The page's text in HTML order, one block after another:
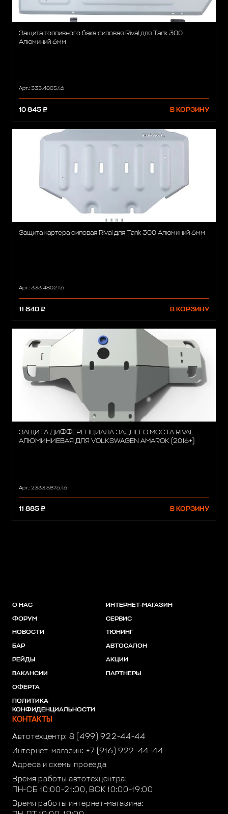
Защита топливного бака силовая Rival для Tank 300
Алюминий 6мм
Арт.: 333.4805.1.6
10 845 ₽ В КОРЗИНУ
Защита картера силовая Rival для Tank 300 Алюминий 6мм
Арт.: 333.4802.1.6
11 840 ₽ В КОРЗИНУ
ЗАЩИТА ДИФФЕРЕНЦИАЛА ЗАДНЕГО МОСТА RIVAL
АЛЮМИНИЕВАЯ ДЛЯ VOLKSWAGEN AMAROK (2016+)
Арт.: 2333.5876.1.6
11 885 ₽ В КОРЗИНУ
О НАС
ФОРУМ
НОВОСТИ
БАР
РЕЙДЫ
ВАКАНСИИ
ОФЕРТА
ПОЛИТИКА
КОНФИДЕНЦИАЛЬНОСТИ
ИНТЕРНЕТ-МАГАЗИН
СЕРВИС
ТЮНИНГ
АВТОСАЛОН
АКЦИИ
ПАРТНЕРЫ
КОНТАКТЫ
Автотехцентр: 8 (499) 922-44-44
Интернет-магазин: +7 (916) 922-44-44
Адреса и схемы проезда
Время работы автотехцентра:
ПН-СБ 10:00-21:00, ВСК 10:00-19:00
Время работы интернет-магазина: